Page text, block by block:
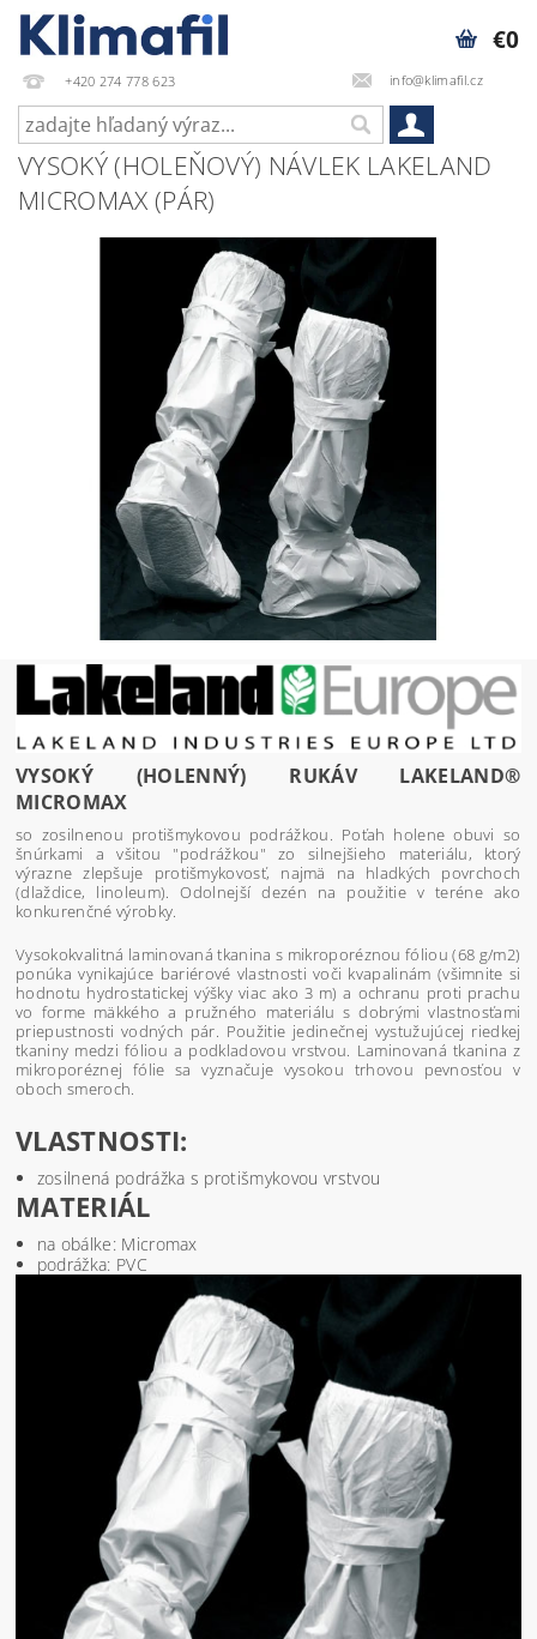
+420 274 778 623 info@klimafil.cz
€0
VYSOKÝ (HOLEŇOVÝ) NÁVLEK LAKELAND
MICROMAX (PÁR)
VYSOKÝ (HOLENNÝ) RUKÁV LAKELAND®
MICROMAX
so zosilnenou protišmykovou podrážkou. Poťah holene obuvi so
šnúrkami a všitou "podrážkou" zo silnejšieho materiálu, ktorý
výrazne zlepšuje protišmykovosť, najmä na hladkých povrchoch
(dlaždice, linoleum). Odolnejší dezén na použitie v teréne ako
konkurenčné výrobky.
Vysokokvalitná laminovaná tkanina s mikroporéznou fóliou (68 g/m2)
ponúka vynikajúce bariérové vlastnosti voči kvapalinám (všimnite si
hodnotu hydrostatickej výšky viac ako 3 m) a ochranu proti prachu
vo forme mäkkého a pružného materiálu s dobrými vlastnosťami
priepustnosti vodných pár. Použitie jedinečnej vystužujúcej riedkej
tkaniny medzi fóliou a podkladovou vrstvou. Laminovaná tkanina z
mikroporéznej fólie sa vyznačuje vysokou trhovou pevnosťou v
oboch smeroch.
VLASTNOSTI:
zosilnená podrážka s protišmykovou vrstvou
MATERIÁL
na obálke: Micromax
podrážka: PVC